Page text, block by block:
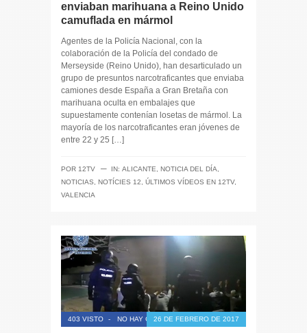
enviaban marihuana a Reino Unido
camuflada en mármol
Agentes de la Policía Nacional, con la
colaboración de la Policía del condado de
Merseyside (Reino Unido), han desarticulado un
grupo de presuntos narcotraficantes que enviaba
camiones desde España a Gran Bretaña con
marihuana oculta en embalajes que
supuestamente contenían losetas de mármol. La
mayoría de los narcotraficantes eran jóvenes de
entre 22 y 25 […]
POR 12TV ─ IN: ALICANTE NOTICIA DEL DÍA
NOTICIAS
NOTÍCIES 12 ÚLTIMOS VÍDEOS EN 12TV,
VALENCIA
403 VISTO - NO HAY COMENTARIOS
26 DE FEBRERO DE 2017